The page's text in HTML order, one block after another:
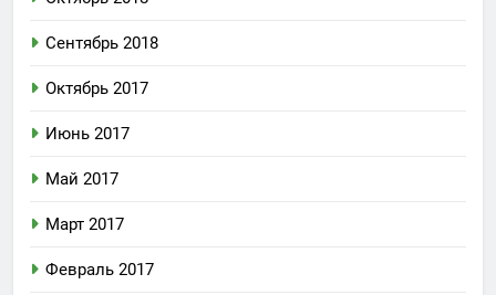
Сентябрь 2018
Октябрь 2017
Июнь 2017
Май 2017
Март 2017
Февраль 2017